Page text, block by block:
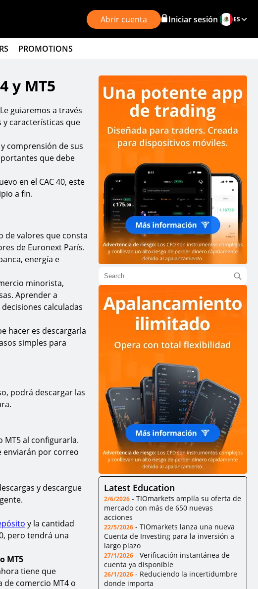
Abrir cuenta Iniciar sesión ES
PROMOTIONS
y MT5
guiaremos a través
características que
comprensión de sus
que debe
en el CAC 40, este
a fin.
de valores que consta
de Euronext París.
energía e
minorista,
Aprender a
calculadas
hacer es descargarla
simples para
podrá descargar las
MT5 al configurarla.
enviarán por correo
y descargue
y la cantidad
pero tendrá una
MT5
tiene que
comercio MT4 o
Latest Education
2/6/2026 - TIOmarkets amplía su oferta de
mercado con más de 650 nuevas
acciones
22/5/2026 - TIOmarkets lanza una nueva
Cuenta de Investing para la inversión a
largo plazo
27/1/2026 - Verificación instantánea de
cuenta ya disponible
26/1/2026 - Reduciendo la incertidumbre
donde importa